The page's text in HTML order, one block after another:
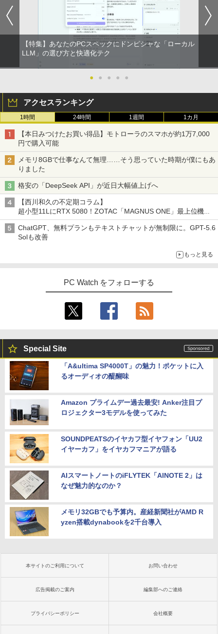
【特集】あなたのPCスペックにドンピシャな「ローカル
LLM」の選び方と快適化テク
● ● ● ● ●
アクセスランキング
1時間 24時間 1週間 1カ月
【本日みつけたお買い得品】モトローラのスマホが約1万7,000
円で購入可能
メモリ8GBで仕事なんて無理……そう思っていた時期が僕にもあ
りました
格安の「DeepSeek API」が近日大幅値上げへ
【西川和久の不定期コラム】
超小型11LにRTX 5080！ZOTAC「MAGNUS ONE」最上位機の
実力を探る
ChatGPT、無料プランもテキストチャットが無制限に。GPT-5.6
Solも改善
もっと見る
PC Watch をフォローする
Special Site
「A&ultima SP4000T」の魅力！ポケットに入
るオーディオの醍醐味
Amazon プライムデー過去最安! Anker注目プ
ロジェクター3モデルを使ってみた
SOUNDPEATSのイヤカフ型イヤフォン「UU2
イヤーカフ」をイヤカフマニアが語る
AIスマートノートのiFLYTEK「AINOTE 2」は
なぜ魅力的なのか？
メモリ32GBでも予算内。産経新聞社がAMD R
yzen搭載dynabookを2千台導入
本サイトのご利用について お問い合わせ
広告掲載のご案内 編集部へのご連絡
プライバシーポリシー 会社概要